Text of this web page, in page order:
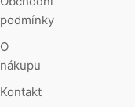
podmínky
O
nákupu
Kontakt